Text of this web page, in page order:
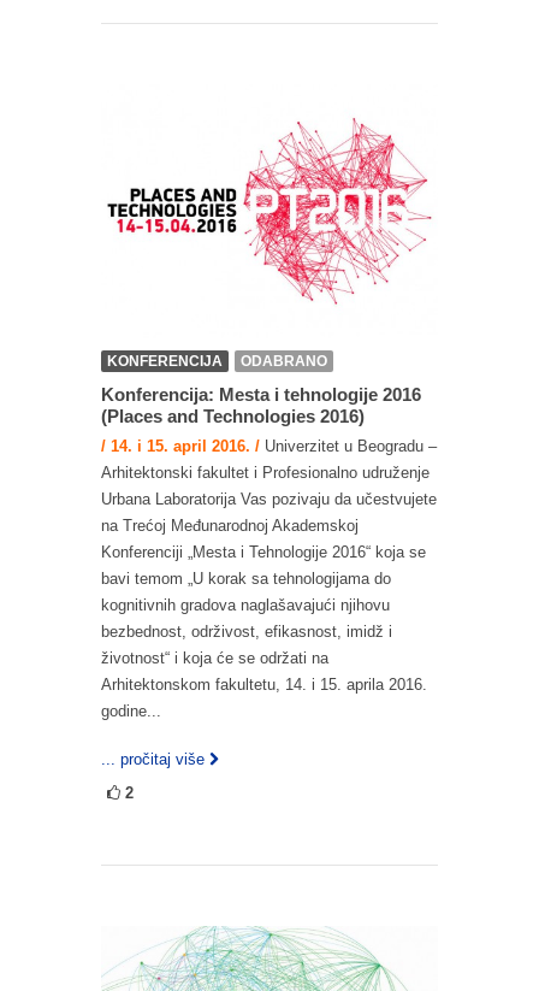
KONFERENCIJA ODABRANO
Konferencija: Mesta i tehnologije 2016
(Places and Technologies 2016)
/ 14. i 15. april 2016. / Univerzitet u Beogradu –
Arhitektonski fakultet i Profesionalno udruženje
Urbana Laboratorija Vas pozivaju da učestvujete
na Trećoj Međunarodnoj Akademskoj
Konferenciji „Mesta i Tehnologije 2016“ koja se
bavi temom „U korak sa tehnologijama do
kognitivnih gradova naglašavajući njihovu
bezbednost, održivost, efikasnost, imidž i
životnost“ i koja će se održati na
Arhitektonskom fakultetu, 14. i 15. aprila 2016.
godine...
... pročitaj više
2